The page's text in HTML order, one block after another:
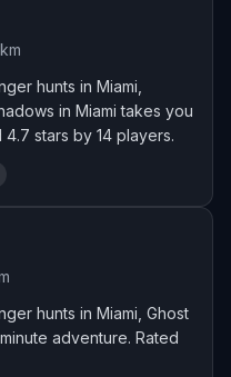
km
hunts in Miami,
in Miami takes you
stars by 14 players.
hunts in Miami, Ghost
adventure. Rated